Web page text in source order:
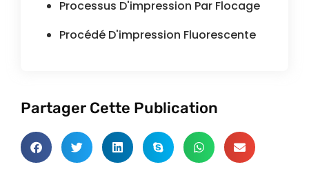
Processus D'impression Par Flocage
Procédé D'impression Fluorescente
Partager Cette Publication